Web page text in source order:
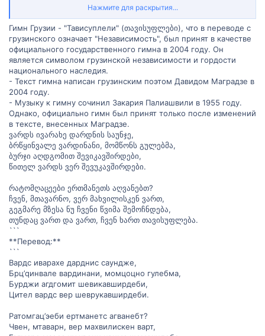
Если у вас есть информация или личный опыт, который может
помочь мне в этом исследовании, буду очень благодарна за
вашу помощь. Ваши знания могут быть очень полезными для
меня и других участников форума, которые также могут искать
подобную информацию.
Заранее благодарю вас за любую информацию и советы!
Нажмите для раскрытия...
Гимн Грузии - "Тавиcуплели" (თავისუფლები), что в переводе с
грузинского означает "Независимость", был принят в качестве
официального государственного гимна в 2004 году. Он
является символом грузинской независимости и гордости
национального наследия.
- Текст гимна написан грузинским поэтом Давидом Маградзе в
2004 году.
- Музыку к гимну сочинил Закария Палиашвили в 1955 году.
Однако, официально гимн был принят только после изменений
в тексте, внесенных Маградзе.
ვარდს ივარახე დარდნის საუნჯე,
ბრწყინვალე ვარდინანი, მომწონს გულებმა,
ბურჯი აღდგომით შევიკავშირდები,
წითელ ვარდს ვერ შევუკავშირდები.
რატომღაცეები ერთმანეთს აღვანებთ?
ჩვენ, მთავარნო, ვერ მახვილისკენ ვართ,
გეგმარე მზესა ნუ ჩვენი წვიმა შემოჩნდება,
თუნდაც ვართ და ვართ, ჩვენ ხართ თავისუფლება.
```
**Перевод:**
```
Вардс иварахе дарднис саундже,
Брц’qинвале вардинани, момцоцно гулебма,
Бурджи агдгомит шевикавширдеби,
Цител вардс вер шеврукавширдеби.
Ратомгац’эеби ертманетс агванебт?
Чвен, мтаварн, вер махвилискен варт,